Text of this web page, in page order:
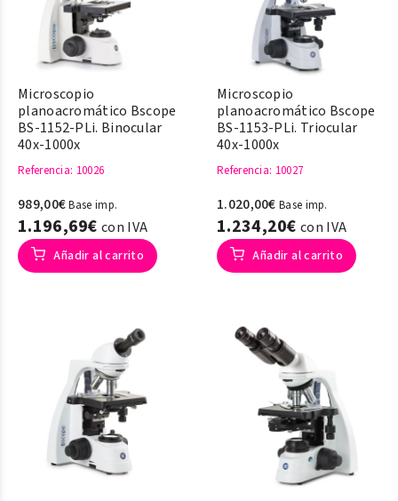
Microscopio
planoacromático Bscope
BS-1152-PLi. Binocular
40x-1000x
Referencia: 10026
989,00€Base imp.
1.196,69€ con IVA
Añadir al carrito
Microscopio
planoacromático Bscope
BS-1153-PLi. Triocular
40x-1000x
Referencia: 10027
1.020,00€ Base imp.
1.234,20€ con IVA
Añadir al carrito